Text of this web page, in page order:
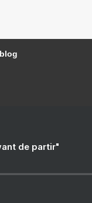
de partir"